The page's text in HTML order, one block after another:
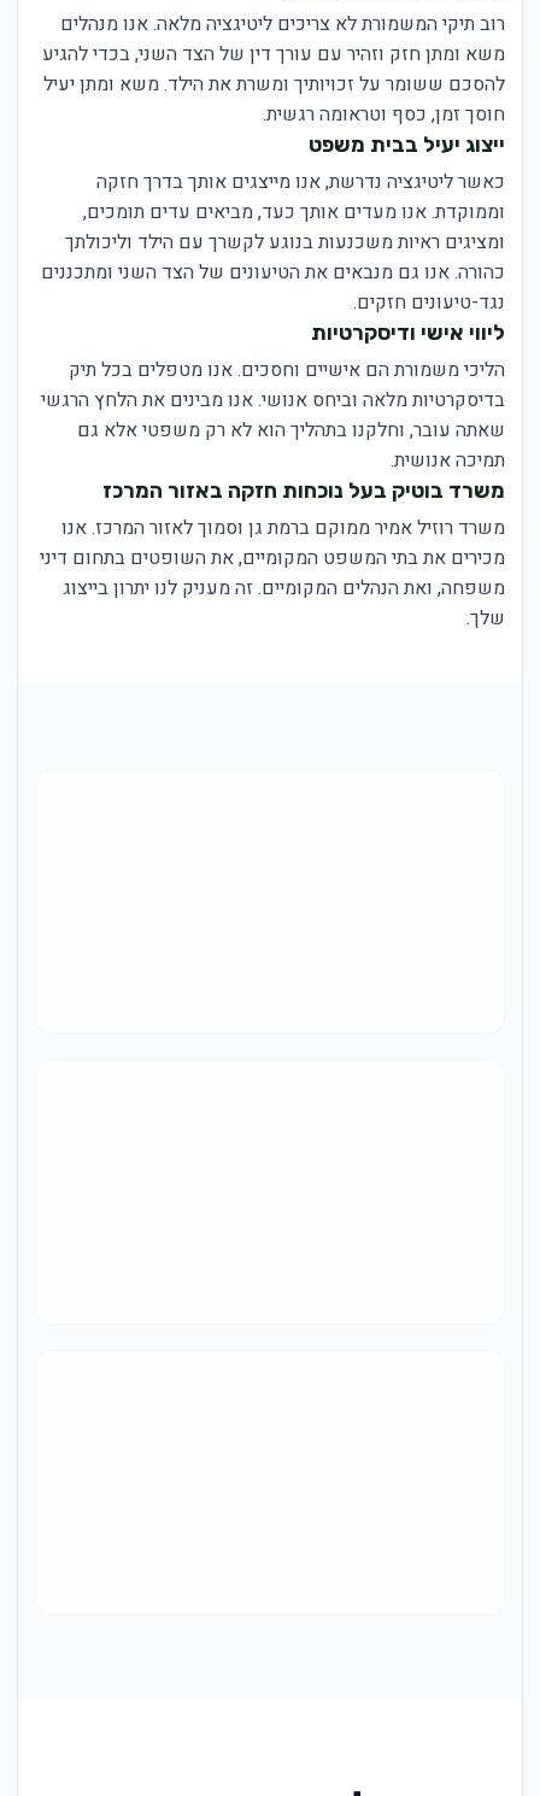
רוב תיקי המשמורת לא צריכים ליטיגציה מלאה. אנו מנהלים
משא ומתן חזק וזהיר עם עורך דין של הצד השני, בכדי להגיע
להסכם ששומר על זכויותיך ומשרת את הילד. משא ומתן יעיל
חוסך זמן, כסף וטראומה רגשית.
ייצוג יעיל בבית משפט
כאשר ליטיגציה נדרשת, אנו מייצגים אותך בדרך חזקה
וממוקדת. אנו מעדים אותך כעד, מביאים עדים תומכים,
ומציגים ראיות משכנעות בנוגע לקשרך עם הילד וליכולתך
כהורה. אנו גם מנבאים את הטיעונים של הצד השני ומתכננים
נגד-טיעונים חזקים.
ליווי אישי ודיסקרטיות
הליכי משמורת הם אישיים וחסכים. אנו מטפלים בכל תיק
בדיסקרטיות מלאה וביחס אנושי. אנו מבינים את הלחץ הרגשי
שאתה עובר, וחלקנו בתהליך הוא לא רק משפטי אלא גם
תמיכה אנושית.
משרד בוטיק בעל נוכחות חזקה באזור המרכז
משרד רוזיל אמיר ממוקם ברמת גן וסמוך לאזור המרכז. אנו
מכירים את בתי המשפט המקומיים, את השופטים בתחום דיני
משפחה, ואת הנהלים המקומיים. זה מעניק לנו יתרון בייצוג
שלך.